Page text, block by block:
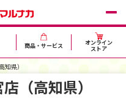
商品・サービス オンライン
ストア
知県）
（高知県）